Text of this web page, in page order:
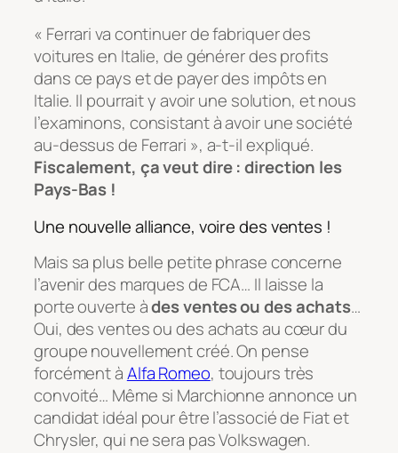
« Ferrari va continuer de fabriquer des
voitures en Italie, de générer des profits
dans ce pays et de payer des impôts en
Italie. Il pourrait y avoir une solution, et nous
l’examinons, consistant à avoir une société
au-dessus de Ferrari », a-t-il expliqué.
Fiscalement, ça veut dire : direction les
Pays-Bas !
Une nouvelle alliance, voire des ventes !
Mais sa plus belle petite phrase concerne
l’avenir des marques de FCA… Il laisse la
porte ouverte àdes ventes ou des achats…
Oui, des ventes ou des achats au cœur du
groupe nouvellement créé. On pense
forcément àAlfa Romeo, toujours très
convoité… Même si Marchionne annonce un
candidat idéal pour être l’associé de Fiat et
Chrysler, qui ne sera pas Volkswagen.